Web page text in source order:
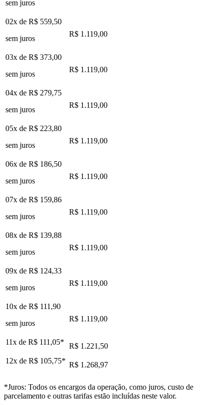
sem juros
02x de R$ 559,50
sem juros
R$ 1.119,00
03x de R$ 373,00
sem juros
R$ 1.119,00
04x de R$ 279,75
sem juros
R$ 1.119,00
05x de R$ 223,80
sem juros
R$ 1.119,00
06x de R$ 186,50
sem juros
R$ 1.119,00
07x de R$ 159,86
sem juros
R$ 1.119,00
08x de R$ 139,88
sem juros
R$ 1.119,00
09x de R$ 124,33
sem juros
R$ 1.119,00
10x de R$ 111,90
sem juros
R$ 1.119,00
11x de R$ 111,05*
R$ 1.221,50
12x de R$ 105,75* R$ 1.268,97
*Juros: Todos os encargos da operação, como juros, custo de
parcelamento e outras tarifas estão incluídas neste valor.